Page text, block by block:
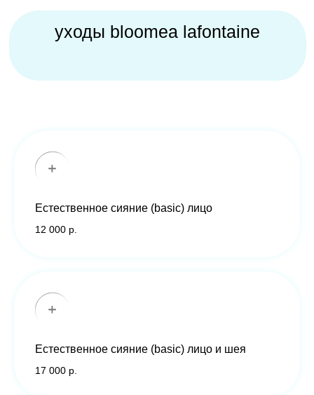
Естественное сияние (basic) лицо
12 000 р.
Естественное сияние (basic) лицо и шея
17 000 р.